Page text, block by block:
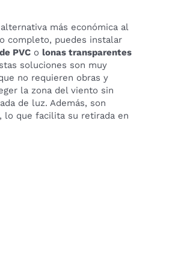
más económica al
completo, puedes instalar
PVC o lonas transparentes
soluciones son muy
no requieren obras y
la zona del viento sin
de luz. Además, son
lo que facilita su retirada en